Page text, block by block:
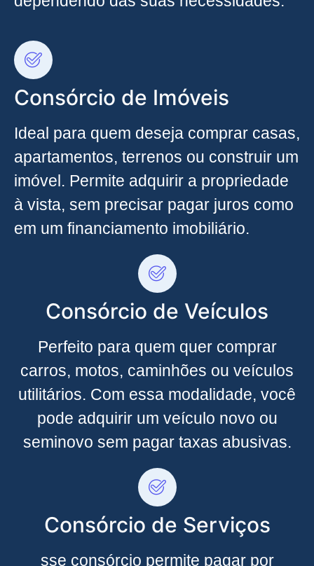
Consórcio de Imóveis
Ideal para quem deseja comprar casas,
apartamentos, terrenos ou construir um
imóvel. Permite adquirir a propriedade
à vista, sem precisar pagar juros como
em um financiamento imobiliário.
Consórcio de Veículos
Perfeito para quem quer comprar
carros, motos, caminhões ou veículos
utilitários. Com essa modalidade, você
pode adquirir um veículo novo ou
seminovo sem pagar taxas abusivas.
Consórcio de Serviços
sse consórcio permite pagar por